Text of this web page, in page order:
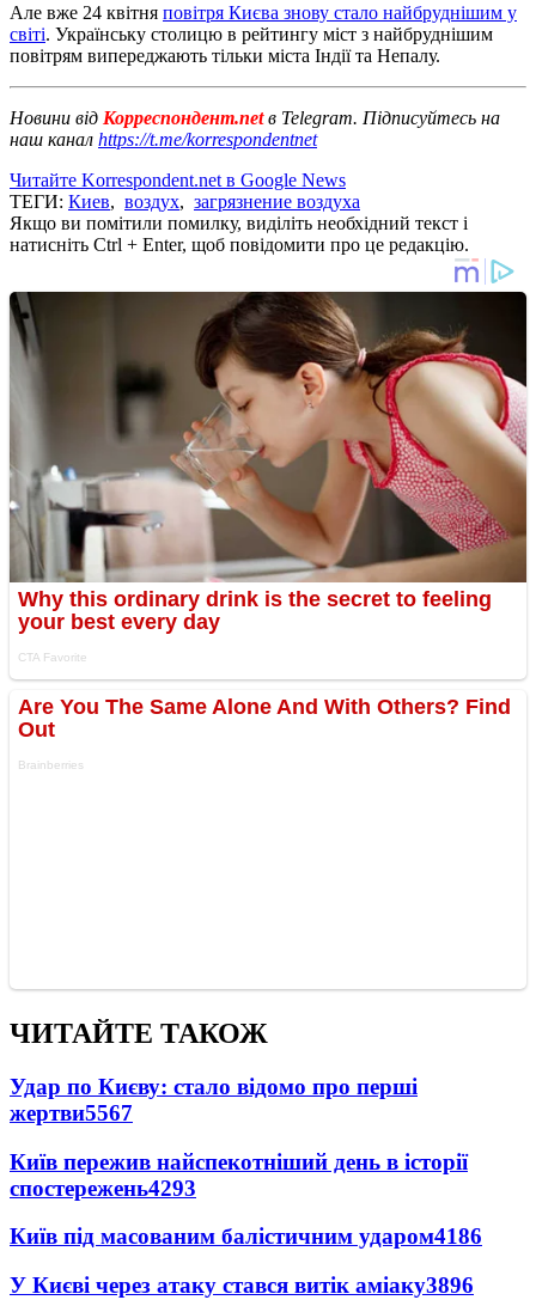
Але вже 24 квітня повітря Києва знову стало найбруднішим у
світі. Українську столицю в рейтингу міст з найбруднішим
повітрям випереджають тільки міста Індії та Непалу.
Новини від Корреспондент.netв Telegram. Підписуйтесь на
наш канал https://t.me/korrespondentnet
Читайте Korrespondent.net в Google News
ТЕГИ: Киев, воздух, загрязнение воздуха
Якщо ви помітили помилку, виділіть необхідний текст і
натисніть Ctrl + Enter, щоб повідомити про це редакцію.
ЧИТАЙТЕ ТАКОЖ
Удар по Києву: стало відомо про перші
жертви5567
Київ пережив найспекотніший день в історії
спостережень4293
Київ під масованим балістичним ударом4186
У Києві через атаку стався витік аміаку3896